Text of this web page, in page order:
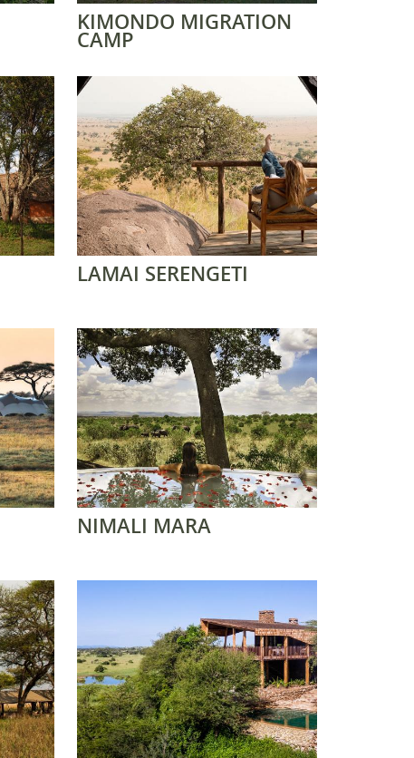
KIMONDO MIGRATION
CAMP
LAMAI SERENGETI
NIMALI MARA